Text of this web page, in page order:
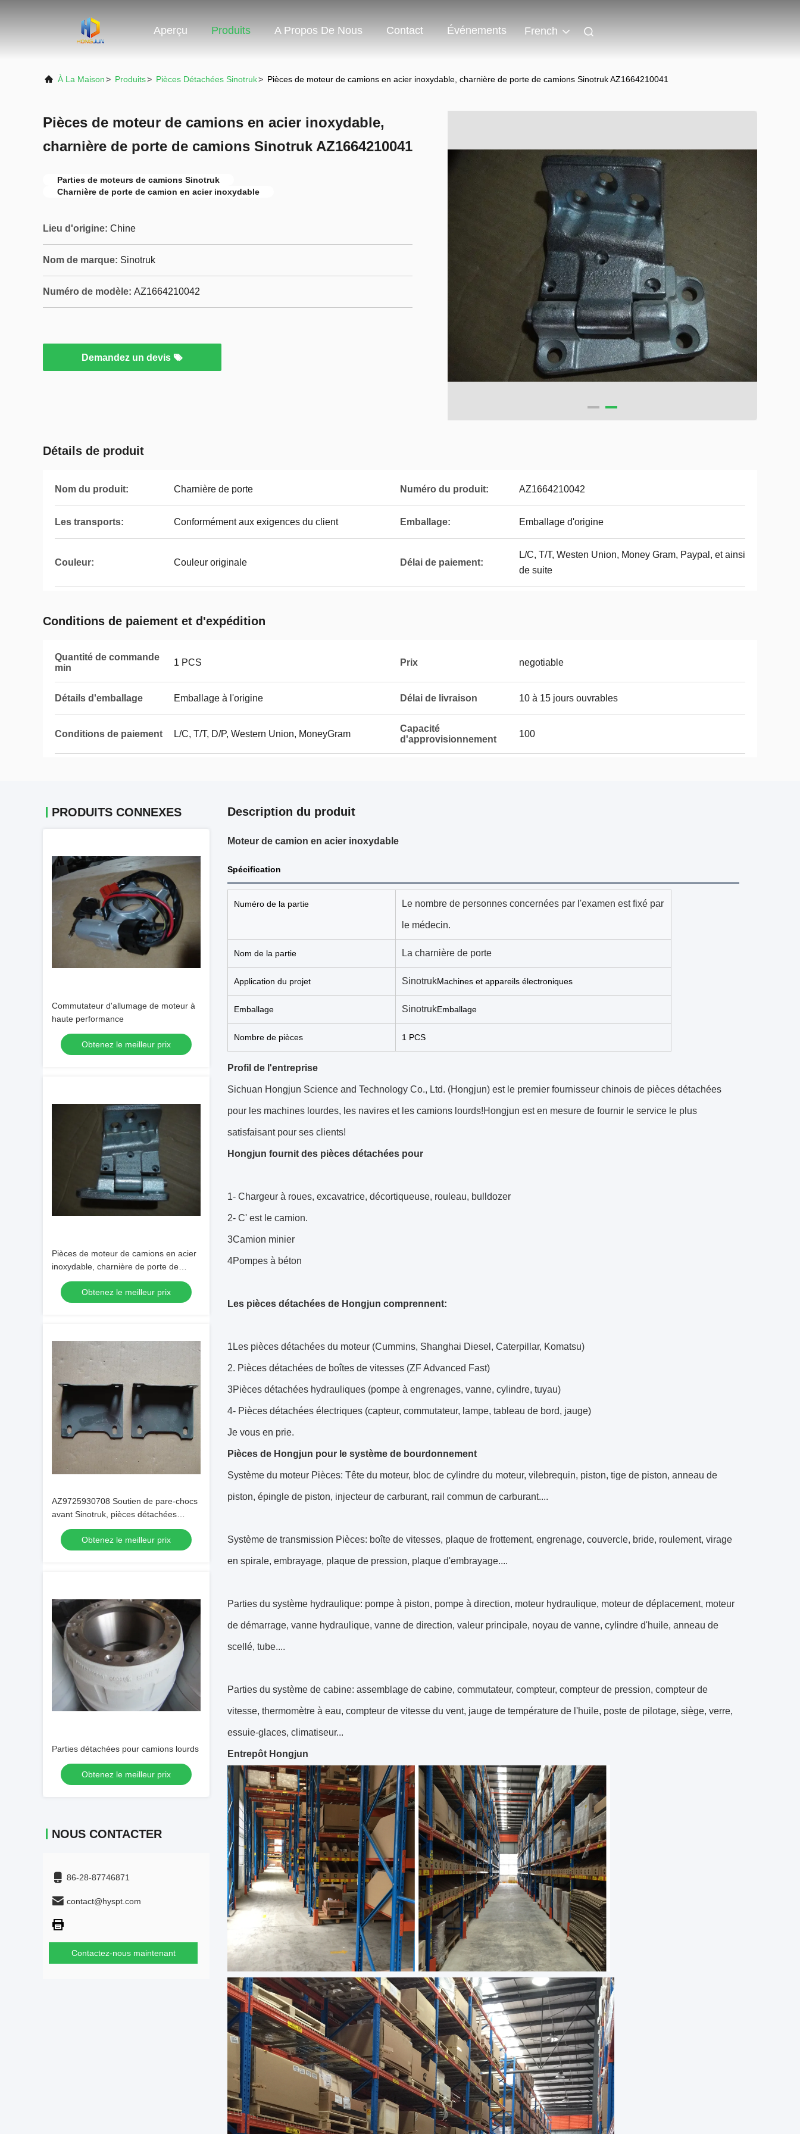
Aperçu Produits A Propos De Nous Contact Événements French
À La Maison> Produits> Pièces Détachées Sinotruk> Pièces de moteur de camions en acier inoxydable, charnière de porte de camions Sinotruk AZ1664210041
Pièces de moteur de camions en acier inoxydable,
charnière de porte de camions Sinotruk AZ1664210041
Parties de moteurs de camions Sinotruk
Charnière de porte de camion en acier inoxydable
Lieu d'origine: Chine
Nom de marque: Sinotruk
Numéro de modèle: AZ1664210042
Demandez un devis
Détails de produit
Nom du produit: Charnière de porte Numéro du produit: AZ1664210042
Les transports: Conformément aux exigences du client Emballage: Emballage d'origine
Couleur: Couleur originale Délai de paiement:
L/C, T/T, Westen Union, Money Gram, Paypal, et ainsi
de suite
Conditions de paiement et d'expédition
Quantité de commande
min
1 PCS Prix negotiable
Détails d'emballage Emballage à l'origine Délai de livraison 10 à 15 jours ouvrables
Conditions de paiement L/C, T/T, D/P, Western Union, MoneyGram
Capacité
d'approvisionnement
100
PRODUITS CONNEXES
Commutateur d'allumage de moteur à
haute performance
Obtenez le meilleur prix
Pièces de moteur de camions en acier
inoxydable, charnière de porte de
camions Sinotruk AZ1664210041
Obtenez le meilleur prix
AZ9725930708 Soutien de pare-chocs
avant Sinotruk, pièces détachées
originales pour camions Sino
Obtenez le meilleur prix
Parties détachées pour camions lourds
Obtenez le meilleur prix
NOUS CONTACTER
86-28-87746871
contact@hyspt.com
Contactez-nous maintenant
Description du produit
Moteur de camion en acier inoxydable
Spécification
Numéro de la partie Le nombre de personnes concernées par l'examen est fixé par
le médecin.
Nom de la partie La charnière de porte
Application du projet SinotrukMachines et appareils électroniques
Emballage SinotrukEmballage
Nombre de pièces 1 PCS
Profil de l'entreprise
Sichuan Hongjun Science and Technology Co., Ltd. (Hongjun) est le premier fournisseur chinois de pièces détachées
pour les machines lourdes, les navires et les camions lourds!Hongjun est en mesure de fournir le service le plus
satisfaisant pour ses clients!
Hongjun fournit des pièces détachées pour
1- Chargeur à roues, excavatrice, décortiqueuse, rouleau, bulldozer
2- C' est le camion.
3Camion minier
4Pompes à béton
Les pièces détachées de Hongjun comprennent:
1Les pièces détachées du moteur (Cummins, Shanghai Diesel, Caterpillar, Komatsu)
2. Pièces détachées de boîtes de vitesses (ZF Advanced Fast)
3Pièces détachées hydrauliques (pompe à engrenages, vanne, cylindre, tuyau)
4- Pièces détachées électriques (capteur, commutateur, lampe, tableau de bord, jauge)
Je vous en prie.
Pièces de Hongjun pour le système de bourdonnement
Système du moteur Pièces: Tête du moteur, bloc de cylindre du moteur, vilebrequin, piston, tige de piston, anneau de
piston, épingle de piston, injecteur de carburant, rail commun de carburant....
Système de transmission Pièces: boîte de vitesses, plaque de frottement, engrenage, couvercle, bride, roulement, virage
en spirale, embrayage, plaque de pression, plaque d'embrayage....
Parties du système hydraulique: pompe à piston, pompe à direction, moteur hydraulique, moteur de déplacement, moteur
de démarrage, vanne hydraulique, vanne de direction, valeur principale, noyau de vanne, cylindre d'huile, anneau de
scellé, tube....
Parties du système de cabine: assemblage de cabine, commutateur, compteur, compteur de pression, compteur de
vitesse, thermomètre à eau, compteur de vitesse du vent, jauge de température de l'huile, poste de pilotage, siège, verre,
essuie-glaces, climatiseur...
Entrepôt Hongjun